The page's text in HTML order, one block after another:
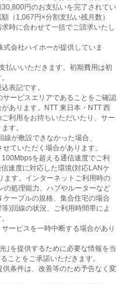
円のお支払いを完了されてい
（1,067円×分割支払い残月数）
時に合わせて一括でご請求いたし
会社ハイホーが提供していま
払いいただきます。初期費用は初
表記です。
ービスエリアであることをご確認
あります。NTT 東日本・NTT 西
利用をお待ちいただいたり、サー
す。
が敷設できなかった場合、
ていただく場合があります。
を超える通信速度でご利
速度に対応した環境(対応LANケ
ます。インターネットご利用時の
の処理能力、ハブやルーターなど
ーブルの規格、集合住宅の場合
)回線の状況、ご利用時間帯によ
ービスを一時中断する場合があり
｣を提供するために必要な情報を当
ことをご承諾いただきます。
条件は、改善等のため予告なく変